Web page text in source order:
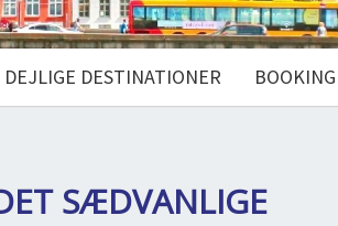
DEJLIGE DESTINATIONER BOOKING
SÆDVANLIGE